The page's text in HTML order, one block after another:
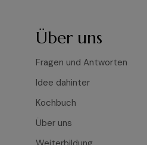
Über uns
Fragen und Antworten
Idee dahinter
Kochbuch
Über uns